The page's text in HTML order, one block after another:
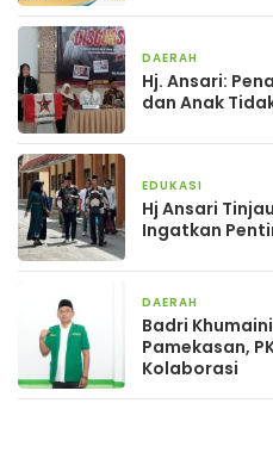
DAERAH
Hj. Ansari:
dan Anak
EDUKASI
Hj Ansari
Ingatkan
DAERAH
Badri
Pamekasan,
Kolaborasi